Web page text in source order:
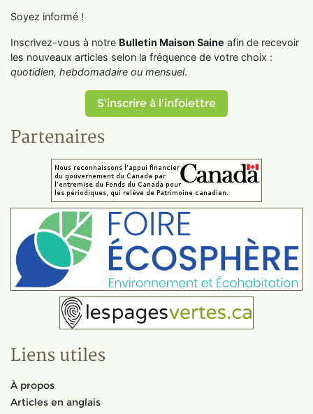
Soyez informé !
Inscrivez-vous à notre Bulletin Maison Saine afin de recevoir
les nouveaux articles selon la fréquence de votre choix :
quotidien, hebdomadaire ou mensuel.
S'inscrire à l'infolettre
Partenaires
Liens utiles
À propos
Articles en anglais